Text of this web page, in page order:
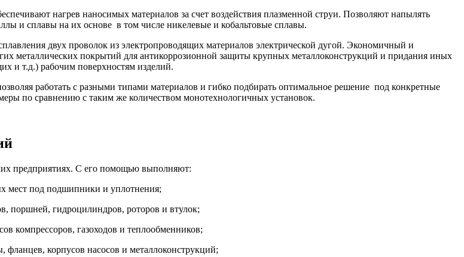
нагрев наносимых материалов за счет воздействия плазменной струи. Позволяют напылять
и сплавы на их основе в том числе никелевые и кобальтовые сплавы.
двух проволок из электропроводящих материалов электрической дугой. Экономичный и
металлических покрытий для антикоррозионной защиты крупных металлоконструкций и придания иных
и т.д.) рабочим поверхностям изделий.
работать с разными типами материалов и гибко подбирать оптимальное решение под конкретные
по сравнению с таким же количеством монотехнологичных установок.
предприятиях. С его помощью выполняют:
мест под подшипники и уплотнения;
поршней, гидроцилиндров, роторов и втулок;
компрессоров, газоходов и теплообменников;
фланцев, корпусов насосов и металлоконструкций;